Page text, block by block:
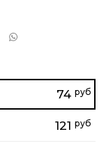
74 руб
121 руб